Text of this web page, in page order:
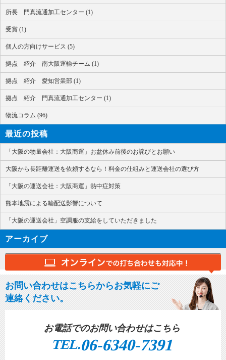
所長 門真流通加工センター (1)
受賞 (1)
個人の方向けサービス (5)
拠点 紹介 南大阪運輸チーム (1)
拠点 紹介 愛知営業部 (1)
拠点 紹介 門真流通加工センター (1)
物流コラム (96)
最近の投稿
「大阪の物量会社：大阪商運」お盆休み前後のお詫びとお願い
大阪から長距離運送を依頼するなら！料金の仕組みと運送会社の選び方
「大阪の運送会社：大阪商運」熱中症対策
熊本地震による輸配送影響について
「大阪の運送会社」空調服の支給をしていただきました
アーカイブ
お問い合わせはこちらからお気軽にご
連絡ください。
お電話でのお問い合わせはこちら
TEL.06-6340-7391